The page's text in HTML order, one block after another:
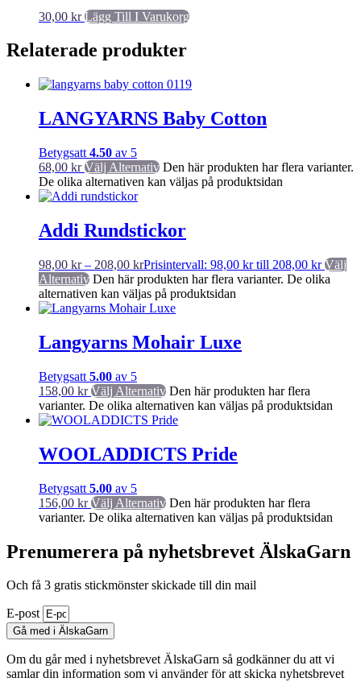
30,00 kr Lägg Till I Varukorg
Relaterade produkter
LANGYARNS Baby Cotton
Betygsatt 4.50 av 5
68,00 kr Välj Alternativ Den här produkten har flera varianter.
De olika alternativen kan väljas på produktsidan
Addi Rundstickor
98,00 kr – 208,00 krPrisintervall: 98,00 kr till 208,00 kr Välj
Alternativ Den här produkten har flera varianter. De olika
alternativen kan väljas på produktsidan
Langyarns Mohair Luxe
Betygsatt 5.00 av 5
158,00 kr Välj Alternativ Den här produkten har flera
varianter. De olika alternativen kan väljas på produktsidan
WOOLADDICTS Pride
Betygsatt 5.00 av 5
156,00 kr Välj Alternativ Den här produkten har flera
varianter. De olika alternativen kan väljas på produktsidan
Prenumerera på nyhetsbrevet ÄlskaGarn
Och få 3 gratis stickmönster skickade till din mail
E-post
Gå med i ÄlskaGarn
Om du går med i nyhetsbrevet ÄlskaGarn så godkänner du att vi
samlar din information som vi använder för att skicka nyhetsbrevet